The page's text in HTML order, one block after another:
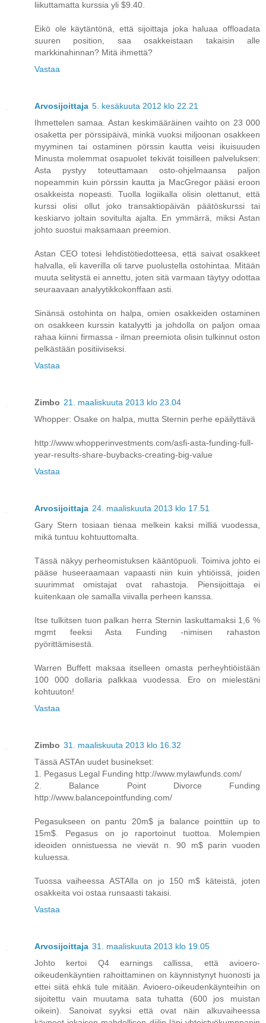
liikuttamatta kurssia yli $9.40.
Eikö ole käytäntönä, että sijoittaja joka haluaa offloadata
suuren position, saa osakkeistaan takaisin alle
markkinahinnan? Mitä ihmettä?
Vastaa
Arvosijoittaja 5. kesäkuuta 2012 klo 22.21
Ihmettelen samaa. Astan keskimääräinen vaihto on 23 000
osaketta per pörssipäivä, minkä vuoksi miljoonan osakkeen
myyminen tai ostaminen pörssin kautta veisi ikuisuuden
Minusta molemmat osapuolet tekivät toisilleen palveluksen:
Asta pystyy toteuttamaan osto-ohjelmaansa paljon
nopeammin kuin pörssin kautta ja MacGregor pääsi eroon
osakkeista nopeasti. Tuolla logiikalla olisin olettanut, että
kurssi olisi ollut joko transaktiopäivän päätöskurssi tai
keskiarvo joltain sovitulta ajalta. En ymmärrä, miksi Astan
johto suostui maksamaan preemion.
Astan CEO totesi lehdistötiedotteesa, että saivat osakkeet
halvalla, eli kaverilla oli tarve puolustella ostohintaa. Mitään
muuta selitystä ei annettu, joten sitä varmaan täytyy odottaa
seuraavaan analyytikkokonffaan asti.
Sinänsä ostohinta on halpa, omien osakkeiden ostaminen
on osakkeen kurssin katalyytti ja johdolla on paljon omaa
rahaa kiinni firmassa - ilman preemiota olisin tulkinnut oston
pelkästään positiiviseksi.
Vastaa
Zimbo 21. maaliskuuta 2013 klo 23.04
Whopper: Osake on halpa, mutta Sternin perhe epäilyttävä
http://www.whopperinvestments.com/asfi-asta-funding-full-
year-results-share-buybacks-creating-big-value
Vastaa
Arvosijoittaja 24. maaliskuuta 2013 klo 17.51
Gary Stern tosiaan tienaa melkein kaksi milliä vuodessa,
mikä tuntuu kohtuuttomalta.
Tässä näkyy perheomistuksen kääntöpuoli. Toimiva johto ei
pääse huseeraamaan vapaasti niin kuin yhtiöissä, joiden
suurimmat omistajat ovat rahastoja. Piensijoittaja ei
kuitenkaan ole samalla viivalla perheen kanssa.
Itse tulkitsen tuon palkan herra Sternin laskuttamaksi 1,6 %
mgmt feeksi Asta Funding -nimisen rahaston
pyörittämisestä.
Warren Buffett maksaa itselleen omasta perheyhtiöistään
100 000 dollaria palkkaa vuodessa. Ero on mielestäni
kohtuuton!
Vastaa
Zimbo 31. maaliskuuta 2013 klo 16.32
Tässä ASTAn uudet businekset:
1. Pegasus Legal Funding http://www.mylawfunds.com/
2. Balance Point Divorce Funding
http://www.balancepointfunding.com/
Pegasukseen on pantu 20m$ ja balance pointtiin up to
15m$. Pegasus on jo raportoinut tuottoa. Molempien
ideoiden onnistuessa ne vievät n. 90 m$ parin vuoden
kuluessa.
Tuossa vaiheessa ASTAlla on jo 150 m$ käteistä, joten
osakkeita voi ostaa runsaasti takaisi.
Vastaa
Arvosijoittaja 31. maaliskuuta 2013 klo 19.05
Johto kertoi Q4 earnings callissa, että avioero-
oikeudenkäyntien rahoittaminen on käynnistynyt huonosti ja
ettei siitä ehkä tule mitään. Avioero-oikeudenkäynteihin on
sijoitettu vain muutama sata tuhatta (600 jos muistan
oikein). Sanoivat syyksi että ovat näin alkuvaiheessa